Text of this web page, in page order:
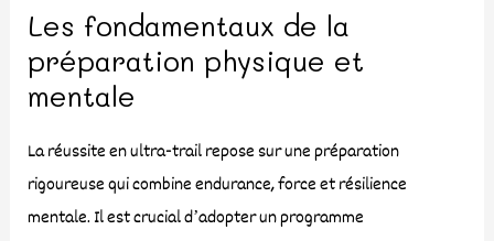
Les fondamentaux de la
préparation physique et
mentale
La réussite en ultra-trail repose sur une préparation
rigoureuse qui combine endurance, force et résilience
mentale. Il est crucial d’adopter un programme